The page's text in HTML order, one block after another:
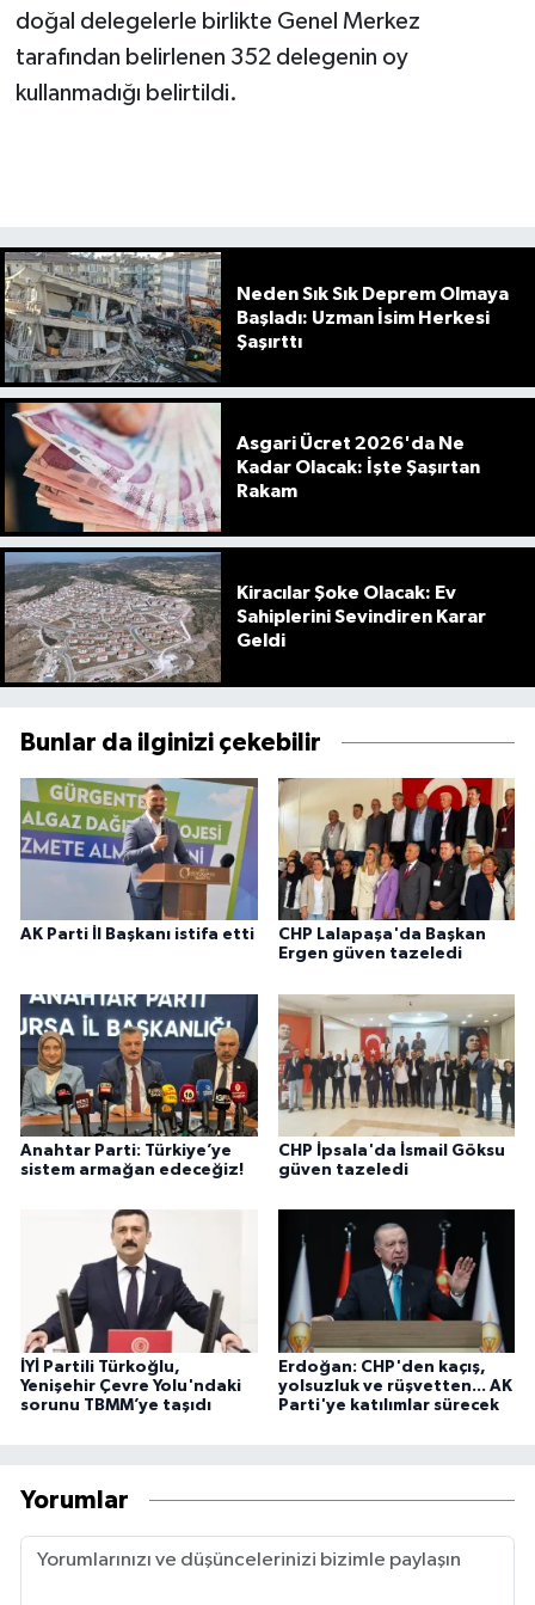
doğal delegelerle birlikte Genel Merkez
tarafından belirlenen 352 delegenin oy
kullanmadığı belirtildi.
Neden Sık Sık Deprem Olmaya
Başladı: Uzman İsim Herkesi
Şaşırttı
Asgari Ücret 2026'da Ne
Kadar Olacak: İşte Şaşırtan
Rakam
Kiracılar Şoke Olacak: Ev
Sahiplerini Sevindiren Karar
Geldi
Bunlar da ilginizi çekebilir
AK Parti İl Başkanı istifa etti
CHP Lalapaşa'da Başkan
Ergen güven tazeledi
Anahtar Parti: Türkiye’ye
sistem armağan edeceğiz!
CHP İpsala'da İsmail Göksu
güven tazeledi
İYİ Partili Türkoğlu,
Yenişehir Çevre Yolu'ndaki
sorunu TBMM’ye taşıdı
Erdoğan: CHP'den kaçış,
yolsuzluk ve rüşvetten... AK
Parti'ye katılımlar sürecek
Yorumlar